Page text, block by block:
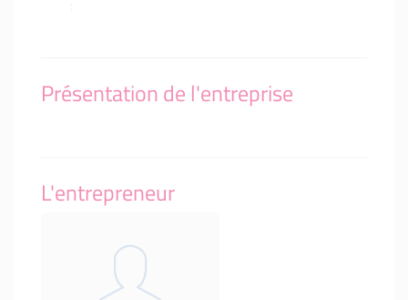
:
Présentation de l'entreprise
L'entrepreneur